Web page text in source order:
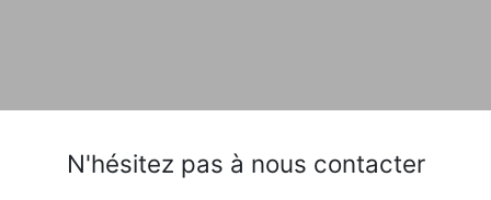
N'hésitez pas à nous contacter